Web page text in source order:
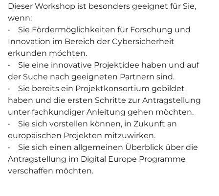
Dieser Workshop ist besonders geeignet für Sie,
wenn:
• Sie Fördermöglichkeiten für Forschung und
Innovation im Bereich der Cybersicherheit
erkunden möchten.
• Sie eine innovative Projektidee haben und auf
der Suche nach geeigneten Partnern sind.
• Sie bereits ein Projektkonsortium gebildet
haben und die ersten Schritte zur Antragstellung
unter fachkundiger Anleitung gehen möchten.
• Sie sich vorstellen können, in Zukunft an
europäischen Projekten mitzuwirken.
• Sie sich einen allgemeinen Überblick über die
Antragstellung im Digital Europe Programme
verschaffen möchten.